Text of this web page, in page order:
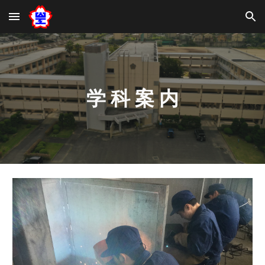
Skip to main content Skip to navigation
学 科 案 内